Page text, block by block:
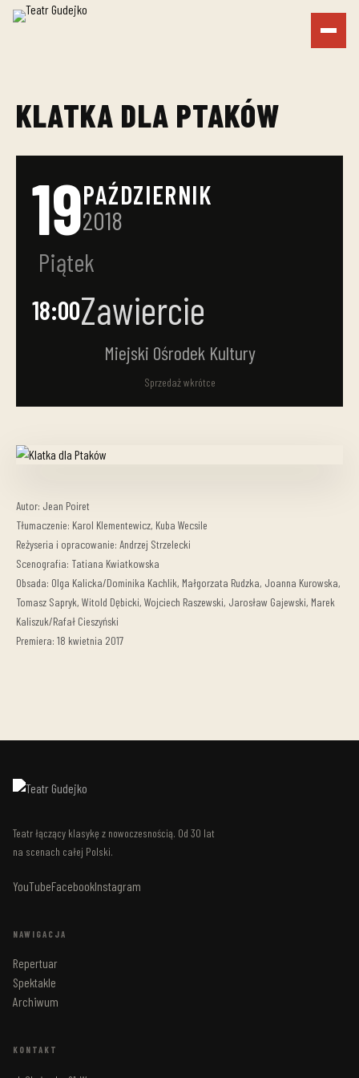
KLATKA DLA PTAKÓW
19PAŹDZIERNIK
2018
Piątek
18:00Zawiercie
Miejski Ośrodek Kultury
Sprzedaż wkrótce
Autor: Jean Poiret
Tłumaczenie: Karol Klementewicz, Kuba Wecsile
Reżyseria i opracowanie: Andrzej Strzelecki
Scenografia: Tatiana Kwiatkowska
Obsada: Olga Kalicka/Dominika Kachlik, Małgorzata Rudzka, Joanna Kurowska,
Tomasz Sapryk, Witold Dębicki, Wojciech Raszewski, Jarosław Gajewski, Marek
Kaliszuk/Rafał Cieszyński
Premiera: 18 kwietnia 2017
Teatr łączący klasykę z nowoczesnością. Od 30 lat
na scenach całej Polski.
YouTubeFacebookInstagram
NAWIGACJA
Repertuar
Spektakle
Archiwum
KONTAKT